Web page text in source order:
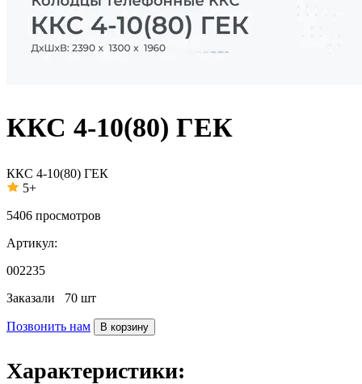
ККС 4-10(80) ГЕК
ККС 4-10(80) ГЕК
5+
5406 просмотров
Артикул:
002235
Заказали 70 шт
Позвонить нам В корзину
Характеристики: